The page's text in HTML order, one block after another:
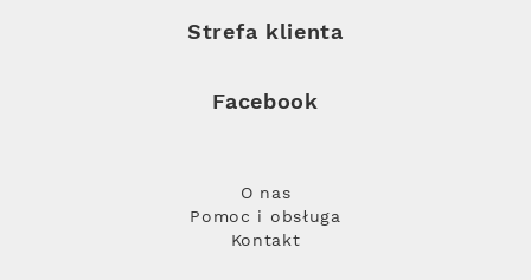
Strefa klienta
Facebook
O nas
Pomoc i obsługa
Kontakt